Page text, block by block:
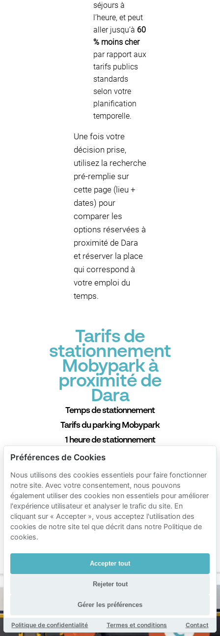
séjours à
l’heure, et peut
aller jusqu’à 60
% moins cher
par rapport aux
tarifs publics
standards
selon votre
planification
temporelle.
Une fois votre
décision prise,
utilisez la recherche
pré-remplie sur
cette page (lieu +
dates) pour
comparer les
options réservées à
proximité de Dara
et réserver la place
qui correspond à
votre emploi du
temps.
Tarifs de
stationnement
Mobypark à
proximité de
Dara
Temps de stationnement
Tarifs du parking Mobypark
1 heure de stationnement
de€ 2.00
de€ 15.00
1 semaine de stationnement
de€ 60.00
1 mois de stationnement
Durée min. 1 heure
Préférences de Cookies
Nous utilisons des cookies essentiels pour faire fonctionner
notre site. Avec votre consentement, nous pouvons
également utiliser des cookies non essentiels pour améliorer
l'expérience utilisateur et analyser le trafic du site. En
cliquant sur « Accepter », vous acceptez l'utilisation des
cookies de notre site tel que décrit dans notre Politique de
cookies.
Accepter tout
Rejeter tout
Gérer les préférences
Politique de confidentialité Termes et conditions Contact